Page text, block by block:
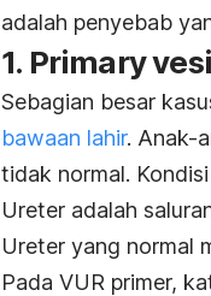
adalah penyebab
1. Primary
Sebagian besar
bawaan lahir. Anak-
tidak normal.
Ureter adalah
Ureter yang normal
Pada VUR primer,